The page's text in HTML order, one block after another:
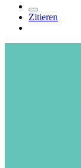
Zitieren